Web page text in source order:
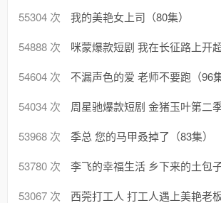
55304 次
我的美艳女上司（80集）
54888 次
咪蒙爆款短剧 我在长征路上开
54604 次
不漏声色的爱 老师不要跑（96集
54034 次
周星驰爆款短剧 金猪玉叶第二季
53968 次
季总 您的马甲叒掉了（83集）
53780 次
李飞的幸福生活 乡下来的土包子
53067 次
西莞打工人 打工人遇上美艳老